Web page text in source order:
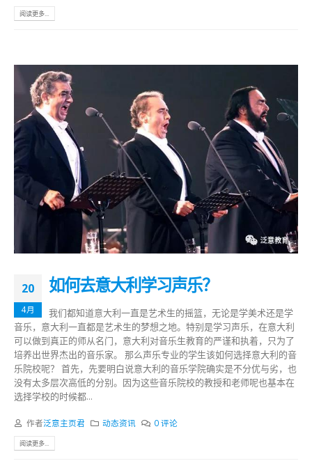
阅读更多...
20
4月
如何去意大利学习声乐？
我们都知道意大利一直是艺术生的摇篮，无论是学美术还是学
音乐，意大利一直都是艺术生的梦想之地。特别是学习声乐，在意大利
可以做到真正的师从名门，意大利对音乐生教育的严谨和执着，只为了
培养出世界杰出的音乐家。 那么声乐专业的学生该如何选择意大利的音
乐院校呢？ 首先，先要明白说意大利的音乐学院确实是不分优与劣，也
没有太多层次高低的分别。因为这些音乐院校的教授和老师呢也基本在
选择学校的时候都...
作者泛意主页君 动态资讯 0 评论
阅读更多...